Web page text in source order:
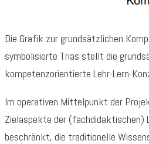
Die Grafik zur grundsätzlichen
symbolisierte Trias stellt die
kompetenzorientierte Lehr-Lern-
Im operativen Mittelpunkt der
Zielaspekte der (fachdidaktischen)
beschränkt, die traditionelle